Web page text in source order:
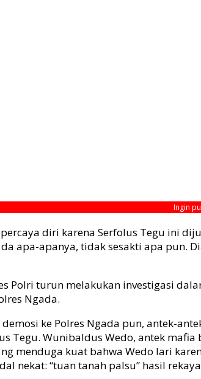
Ingin
diri karena Serfolus Tegu ini
apa-apanya, tidak sesakti apa pun.
Polri turun melakukan investigasi
Ngada.
ke Polres Ngada pun, antek-
Tegu. Wunibaldus Wedo, antek
menduga kuat bahwa Wedo lari
nekat: “tuan tanah palsu” hasil